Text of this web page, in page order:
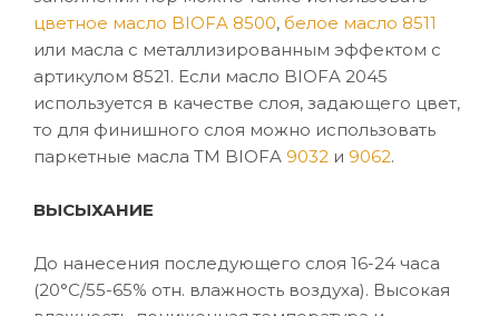
цветное масло BIOFA 8500, белое масло 8511
или масла с металлизированным эффектом с
артикулом 8521. Если масло BIOFA 2045
используется в качестве слоя, задающего цвет,
то для финишного слоя можно использовать
паркетные масла ТМ BIOFA 9032 и 9062.
ВЫСЫХАНИЕ
До нанесения последующего слоя 16-24 часа
(20°C/55-65% отн. влажность воздуха). Высокая